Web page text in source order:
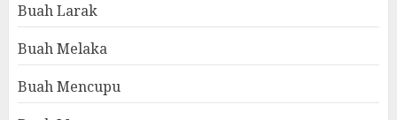
Buah Larak
Buah Melaka
Buah Mencupu